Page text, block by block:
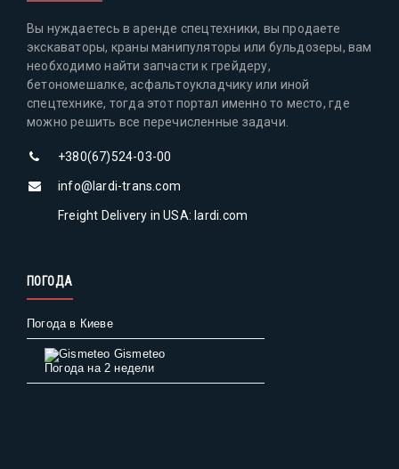
Вы нуждаетесь в аренде спецтехники, вы продаете
экскаваторы, краны манипуляторы или бульдозеры, вам
необходимо найти запчасти к грейдеру,
бетономешалке, асфальтоукладчику или иной
спецтехнике, тогда этот портал именно то место, где
можно решить все перечисленные задачи.
+380(67)524-03-00
info@lardi-trans.com
Freight Delivery in USA: lardi.com
ПОГОДА
Погода в Киеве
Gismeteo
Погода на 2 недели